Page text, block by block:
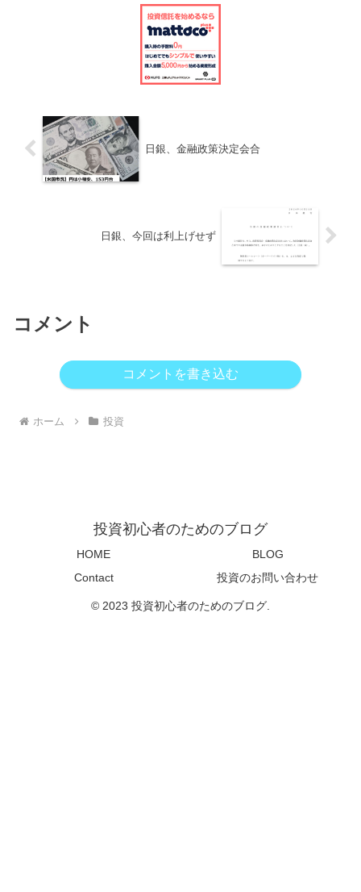
日銀、金融政策決定会合
日銀、今回は利上げせず
コメント
コメントを書き込む
ホーム 投資
投資初心者のためのブログ
HOME
BLOG
Contact
投資のお問い合わせ
© 2023 投資初心者のためのブログ.